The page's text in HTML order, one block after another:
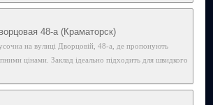
48-а (Краматорск)
на вулиці Дворцовій, 48-а, де пропонують
цінами. Заклад ідеально підходить для швидкого